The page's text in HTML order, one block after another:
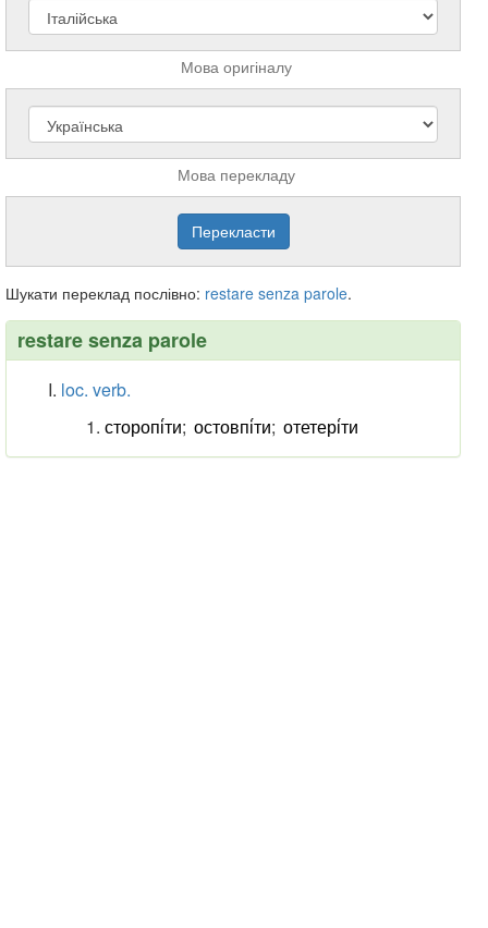
Мова оригіналу
Мова перекладу
Шукати переклад послівно: restare senza parole.
restare senza parole
loc. verb.
сторопі́ти; остовпі́ти; отетері́ти